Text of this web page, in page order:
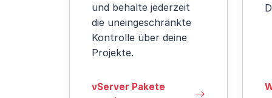
und behalte jederzeit
die uneingeschränkte
Kontrolle über deine
Projekte.
vServer Pakete